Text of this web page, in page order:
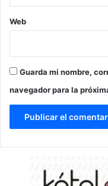
Web
Guarda mi nombre,
navegador para la